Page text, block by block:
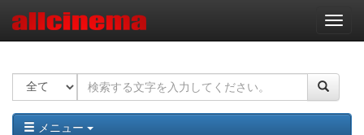
ナ
ビ
ー
ョ
ン
メニュー